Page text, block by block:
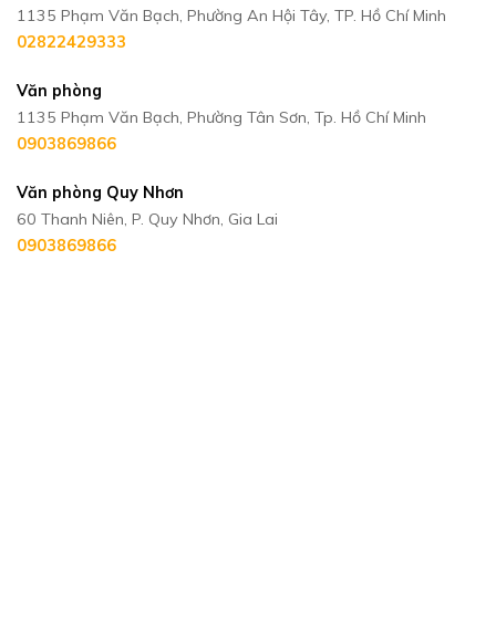
1135 Phạm Văn Bạch, Phường An Hội Tây, TP. Hồ Chí Minh
02822429333
Văn phòng
1135 Phạm Văn Bạch, Phường Tân Sơn, Tp. Hồ Chí Minh
0903869866
Văn phòng Quy Nhơn
60 Thanh Niên, P. Quy Nhơn, Gia Lai
0903869866